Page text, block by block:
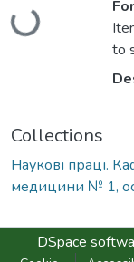
to
Collections
Наукові праці.
медицини № 1,
DSpace